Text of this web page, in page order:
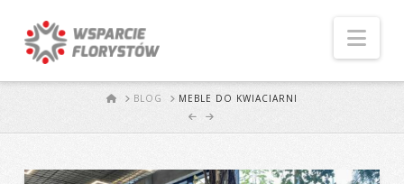
STARTBLOG MEBLE DO KWIACIARNI